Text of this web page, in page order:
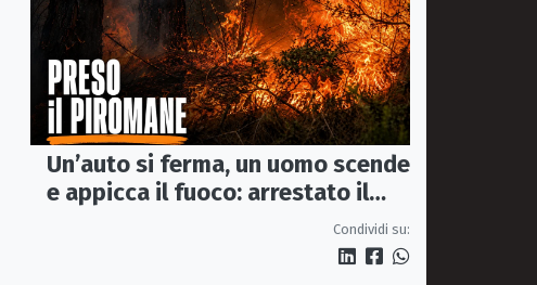
Un’auto si ferma, un uomo scende
e appicca il fuoco: arrestato il
(presunto) piromane di Morano
Condividi su: